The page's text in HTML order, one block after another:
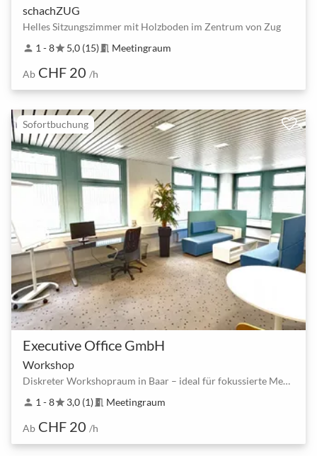
schachZUG
Helles Sitzungszimmer mit Holzboden im Zentrum von Zug
person 1 - 8star5,0 (15) meeting_room Meetingraum
Ab CHF 20 /h
Sofortbuchung
Executive Office GmbH
Workshop
Diskreter Workshopraum in Baar – ideal für fokussierte Meetings bis 8 Personen
person 1 - 8star3,0 (1) meeting_room Meetingraum
Ab CHF 20 /h